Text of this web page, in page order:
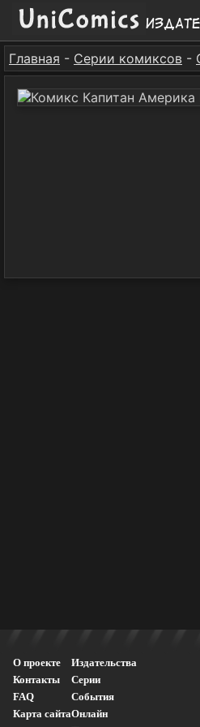
Главная - Серии комиксов -
О проекте
Контакты
FAQ
Карта сайта
Издательства
Серии
События
Онлайн